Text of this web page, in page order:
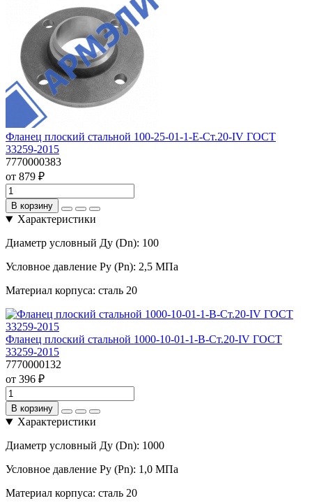
Фланец плоский стальной 100-25-01-1-Е-Ст.20-IV ГОСТ
33259-2015
7770000383
от 879 ₽
В корзину
Характеристики
Диаметр условный Ду (Dn): 100
Условное давление Ру (Pn): 2,5 МПа
Материал корпуса: сталь 20
Фланец плоский стальной 1000-10-01-1-B-Ст.20-IV ГОСТ
33259-2015
7770000132
от 396 ₽
В корзину
Характеристики
Диаметр условный Ду (Dn): 1000
Условное давление Ру (Pn): 1,0 МПа
Материал корпуса: сталь 20